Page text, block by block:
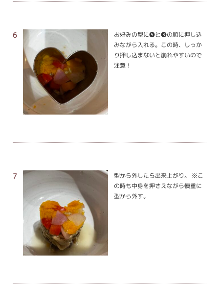
お好みの型に❺と❸の順に押し込
みながら入れる。この時、しっか
り押し込まないと崩れやすいので
注意！
型から外したら出来上がり。 ※こ
の時も中身を押さえながら慎重に
型から外す。